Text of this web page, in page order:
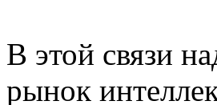
В этой связи
рынок